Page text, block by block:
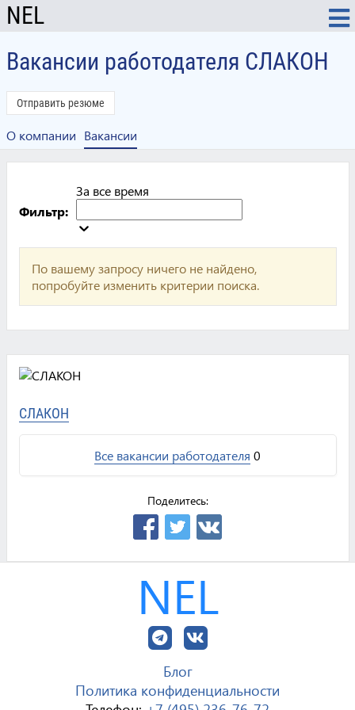
NEL
Вакансии работодателя СЛАКОН
Отправить резюме
О компании Вакансии
Фильтр:
За все время
По вашему запросу ничего не найдено,
попробуйте изменить критерии поиска.
СЛАКОН
Все вакансии работодателя 0
Поделитесь:
NEL
Блог
Политика конфиденциальности